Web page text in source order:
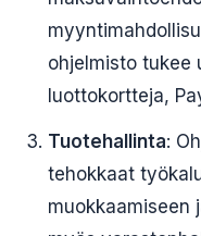
ohjelmisto tukee
luottokortteja,
Tuotehallinta:
tehokkaat
muokkaamiseen